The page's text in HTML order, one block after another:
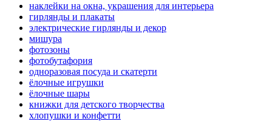
наклейки на окна, украшения для интерьера
гирлянды и плакаты
электрические гирлянды и декор
мишура
фотозоны
фотобутафория
одноразовая посуда и скатерти
ёлочные игрушки
ёлочные шары
книжки для детского творчества
хлопушки и конфетти